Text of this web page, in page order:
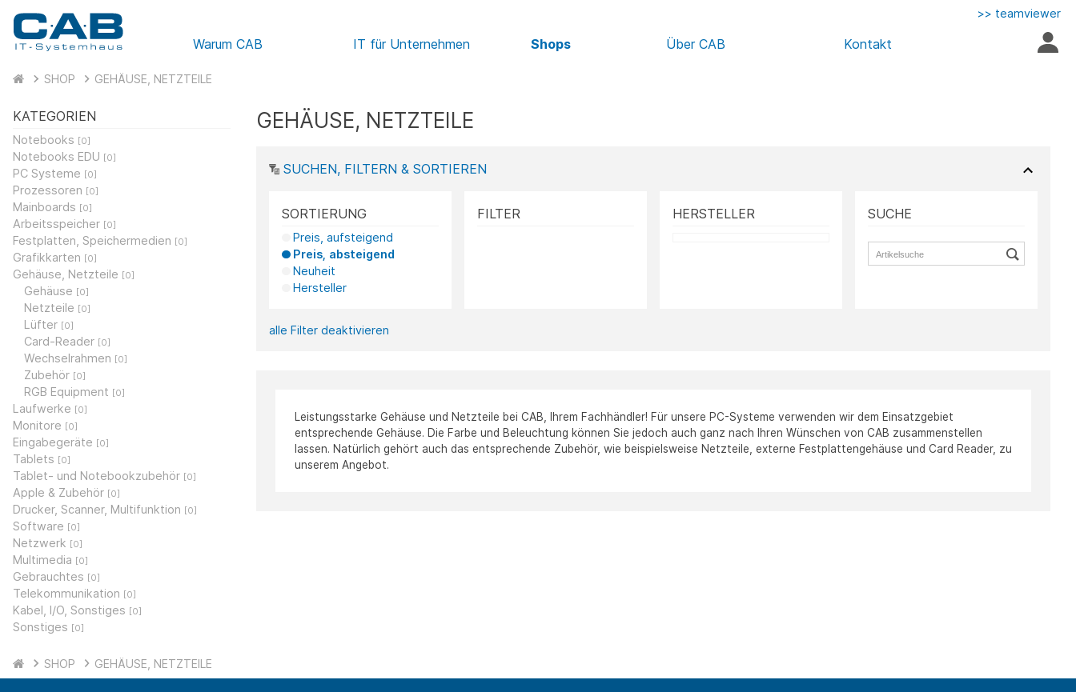
Warum CAB IT für Unternehmen Shops Über CAB Kontakt
>> teamviewer
SHOP GEHÄUSE, NETZTEILE
KATEGORIEN
Notebooks [0]
Notebooks EDU [0]
PC Systeme [0]
Prozessoren [0]
Mainboards [0]
Arbeitsspeicher [0]
Festplatten, Speichermedien [0]
Grafikkarten [0]
Gehäuse, Netzteile [0]
Gehäuse [0]
Netzteile [0]
Lüfter [0]
Card-Reader [0]
Wechselrahmen [0]
Zubehör [0]
RGB Equipment [0]
Laufwerke [0]
Monitore [0]
Eingabegeräte [0]
Tablets [0]
Tablet- und Notebookzubehör [0]
Apple & Zubehör [0]
Drucker, Scanner, Multifunktion [0]
Software [0]
Netzwerk [0]
Multimedia [0]
Gebrauchtes [0]
Telekommunikation [0]
Kabel, I/O, Sonstiges [0]
Sonstiges [0]
GEHÄUSE, NETZTEILE
SUCHEN, FILTERN & SORTIEREN
SORTIERUNG
Preis, aufsteigend
Preis, absteigend
Neuheit
Hersteller
FILTER HERSTELLER SUCHE
alle Filter deaktivieren
Leistungsstarke Gehäuse und Netzteile bei CAB, Ihrem Fachhändler! Für unsere PC-Systeme verwenden wir dem Einsatzgebiet
entsprechende Gehäuse. Die Farbe und Beleuchtung können Sie jedoch auch ganz nach Ihren Wünschen von CAB zusammenstellen
lassen. Natürlich gehört auch das entsprechende Zubehör, wie beispielsweise Netzteile, externe Festplattengehäuse und Card Reader, zu
unserem Angebot.
SHOP GEHÄUSE, NETZTEILE